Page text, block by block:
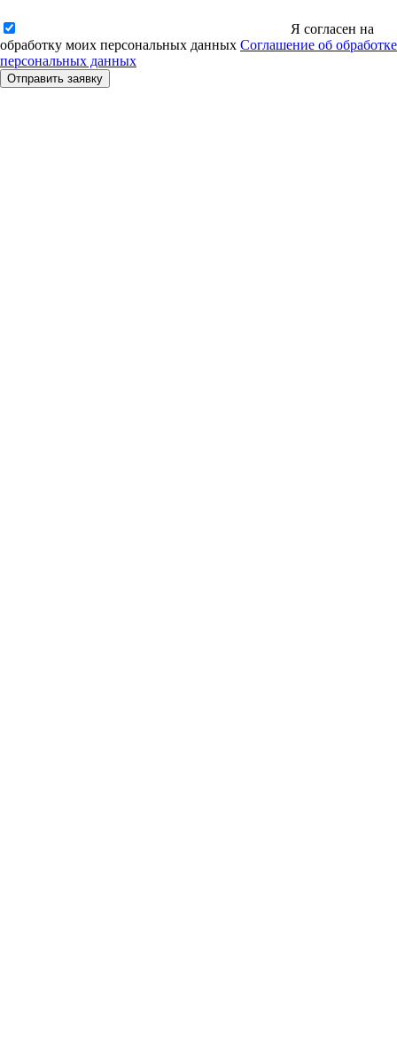
Я согласен на
обработку моих персональных данных Соглашение об обработке
персональных данных